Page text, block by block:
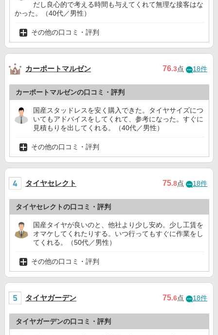
だし良心的で考える時間も与えてくれて無理な接客はな
かった。（40代／男性）
その他の口コミ・評判
カーポートマルゼン 76.3点 18件
カーポートマルゼンの口コミ・評判
国産スタッドレスを安く購入できた。タイヤサイズにつ
いてもアドバイスをしてくれて、参考になった。すぐに
見積もりを出してくれる。（40代／男性）
その他の口コミ・評判
タイヤセレクト 75.8点 18件
タイヤセレクトの口コミ・評判
国産タイヤが良いのと、他社より少し安め。少し工賃を
オマケしてくれたりする。いつ行ってもすぐに作業をし
てくれる。（50代／男性）
その他の口コミ・評判
タイヤガーデン 75.6点 18件
タイヤガーデンの口コミ・評判